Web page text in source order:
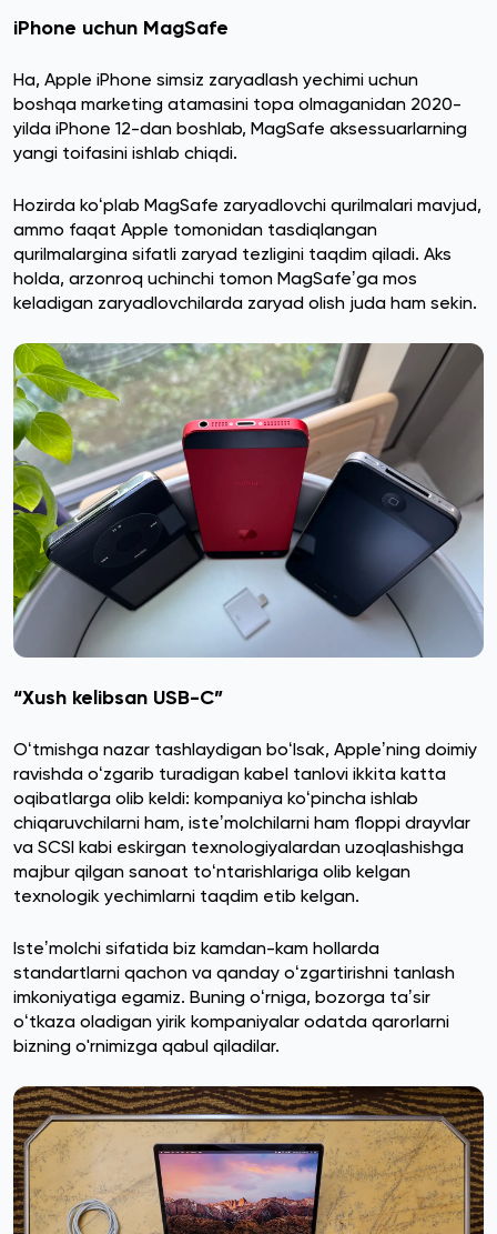
iPhone uchun MagSafe
Ha, Apple iPhone simsiz zaryadlash yechimi uchun
boshqa marketing atamasini topa olmaganidan 2020-
yilda iPhone 12-dan boshlab, MagSafe aksessuarlarning
yangi toifasini ishlab chiqdi.
Hozirda koʻplab MagSafe zaryadlovchi qurilmalari mavjud,
ammo faqat Apple tomonidan tasdiqlangan
qurilmalargina sifatli zaryad tezligini taqdim qiladi. Aks
holda, arzonroq uchinchi tomon MagSafeʼga mos
keladigan zaryadlovchilarda zaryad olish juda ham sekin.
“Xush kelibsan USB-C”
Oʻtmishga nazar tashlaydigan boʻlsak, Appleʼning doimiy
ravishda oʻzgarib turadigan kabel tanlovi ikkita katta
oqibatlarga olib keldi: kompaniya koʻpincha ishlab
chiqaruvchilarni ham, isteʼmolchilarni ham floppi drayvlar
va SCSI kabi eskirgan texnologiyalardan uzoqlashishga
majbur qilgan sanoat toʻntarishlariga olib kelgan
texnologik yechimlarni taqdim etib kelgan.
Isteʼmolchi sifatida biz kamdan-kam hollarda
standartlarni qachon va qanday oʻzgartirishni tanlash
imkoniyatiga egamiz. Buning oʻrniga, bozorga taʼsir
oʻtkaza oladigan yirik kompaniyalar odatda qarorlarni
bizning o'rnimizga qabul qiladilar.